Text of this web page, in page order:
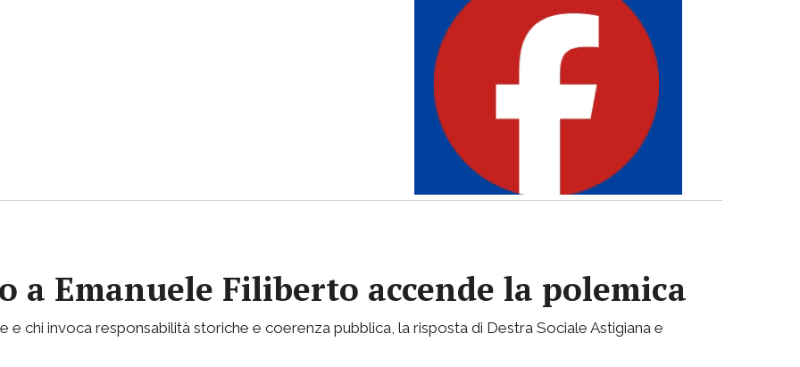
Emanuele Filiberto accende la polemica
e chi invoca responsabilità storiche e coerenza pubblica, la risposta di Destra Sociale Astigiana e